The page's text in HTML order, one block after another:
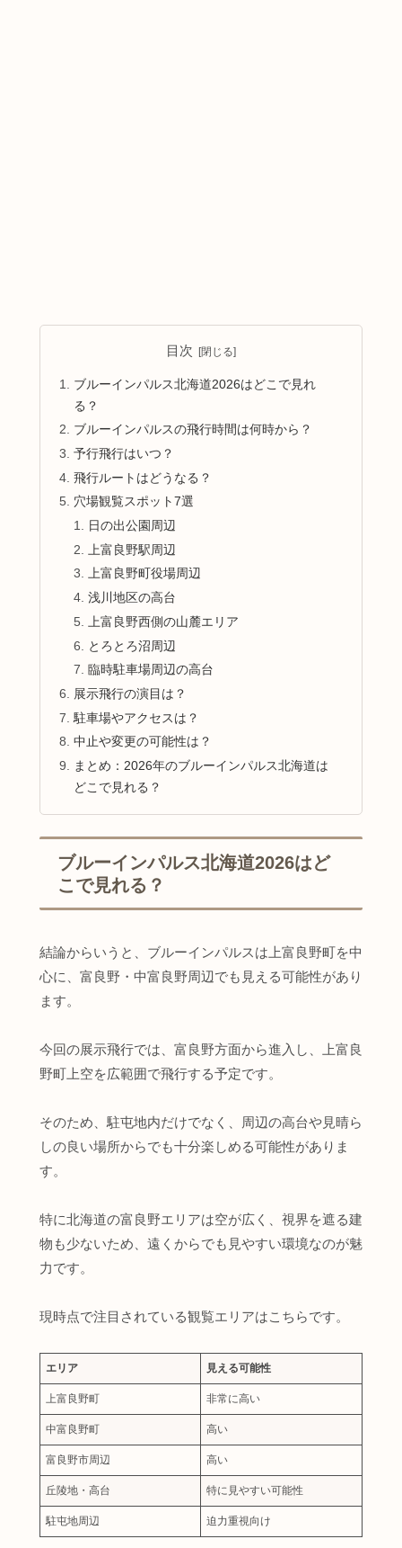
目次
ブルーインパルス北海道2026はどこで見れ
る？
ブルーインパルスの飛行時間は何時から？
予行飛行はいつ？
飛行ルートはどうなる？
穴場観覧スポット7選
日の出公園周辺
上富良野駅周辺
上富良野町役場周辺
浅川地区の高台
上富良野西側の山麓エリア
とろとろ沼周辺
臨時駐車場周辺の高台
展示飛行の演目は？
駐車場やアクセスは？
中止や変更の可能性は？
まとめ：2026年のブルーインパルス北海道は
どこで見れる？
ブルーインパルス北海道2026はど
こで見れる？
結論からいうと、ブルーインパルスは上富良野町を中
心に、富良野・中富良野周辺でも見える可能性があり
ます。
今回の展示飛行では、富良野方面から進入し、上富良
野町上空を広範囲で飛行する予定です。
そのため、駐屯地内だけでなく、周辺の高台や見晴ら
しの良い場所からでも十分楽しめる可能性がありま
す。
特に北海道の富良野エリアは空が広く、視界を遮る建
物も少ないため、遠くからでも見やすい環境なのが魅
力です。
現時点で注目されている観覧エリアはこちらです。
エリア 見える可能性
上富良野町 非常に高い
中富良野町 高い
富良野市周辺 高い
丘陵地・高台 特に見やすい可能性
駐屯地周辺 迫力重視向け